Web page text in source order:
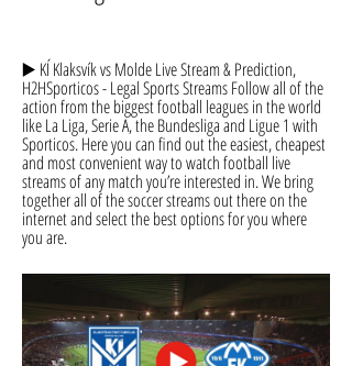
▶️ KÍ Klaksvík vs Molde Live Stream & Prediction,
H2HSporticos - Legal Sports Streams Follow all of the
action from the biggest football leagues in the world
like La Liga, Serie A, the Bundesliga and Ligue 1 with
Sporticos. Here you can find out the easiest, cheapest
and most convenient way to watch football live
streams of any match you’re interested in. We bring
together all of the soccer streams out there on the
internet and select the best options for you where
you are.